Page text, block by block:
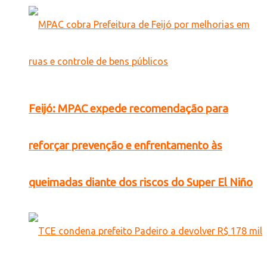
Feijó: MPAC expede recomendação para
reforçar prevenção e enfrentamento às
queimadas diante dos riscos do Super El Niño